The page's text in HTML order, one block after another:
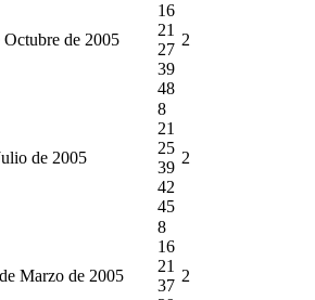
de 2005
16
21
27
39
48
2
de 2005
8
21
25
39
42
45
2
Marzo de 2005
8
16
21
37
2